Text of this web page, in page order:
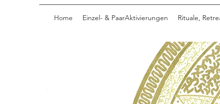
Home Einzel- & PaarAktivierungen Rituale,